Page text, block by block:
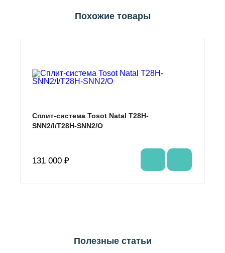
Похожие товары
Сплит-система Tosot Natal T28H-
SNN2/I/T28H-SNN2/O
131 000 ₽
Полезные статьи